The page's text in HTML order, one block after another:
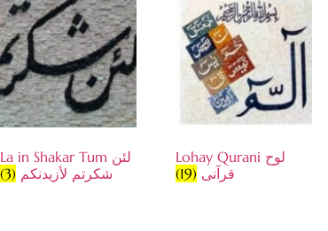
La in Shakar Tum لئن
شكرتم لأزيدنكم (3)
Lohay Qurani لوح
قرآنی (19)